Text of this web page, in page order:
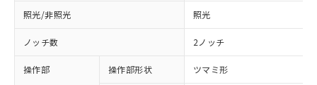
照光/非照光 照光
ノッチ数 2ノッチ
操作部 操作部形状 ツマミ形